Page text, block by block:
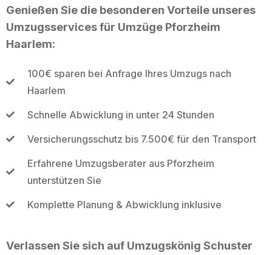
Genießen Sie die besonderen Vorteile unseres
Umzugsservices für Umzüge Pforzheim
Haarlem:
100€ sparen bei Anfrage Ihres Umzugs nach
Haarlem
Schnelle Abwicklung in unter 24 Stunden
Versicherungsschutz bis 7.500€ für den Transport
Erfahrene Umzugsberater aus Pforzheim
unterstützen Sie
Komplette Planung & Abwicklung inklusive
Verlassen Sie sich auf Umzugskönig Schuster